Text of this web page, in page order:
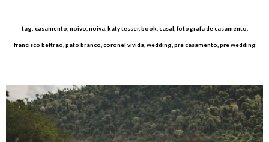
tag: casamento, noivo, noiva, katy tesser, book, casal, fotografa de casamento,
francisco beltrão, pato branco, coronel vivida, wedding, pre casamento, pre wedding